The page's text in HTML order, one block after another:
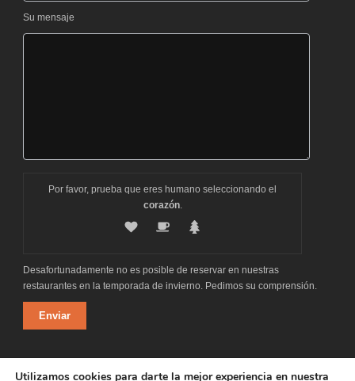
Su mensaje
Por favor, prueba que eres humano seleccionando el
corazón.
Desafortunadamente no es posible de reservar en nuestras
restaurantes en la temporada de invierno. Pedimos su comprensión.
Alternative:
Utilizamos cookies para darte la mejor experiencia en nuestra